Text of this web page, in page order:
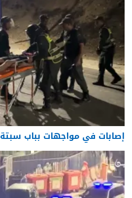
إصابات في مواجهات بباب سبتة